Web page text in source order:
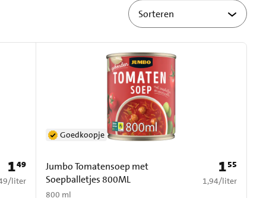
Prijs: € 1,49
149
per liter
/liter
Jumbo Tomatensoep met
Soepballetjes 800ML
800 ml
Goedkoopje
Prijs: € 1,55
155
€ 1,94 per liter
1,94/liter